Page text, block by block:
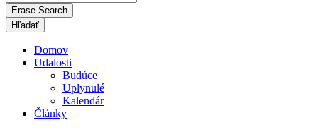
Erase Search
Domov
Udalosti
Budúce
Uplynulé
Kalendár
Články